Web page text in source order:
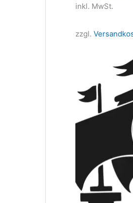
inkl. MwSt.
zzgl.